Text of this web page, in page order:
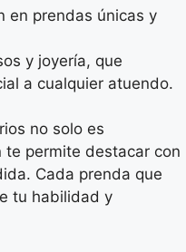
en prendas únicas y
y joyería, que
a cualquier atuendo.
no solo es
permite destacar con
Cada prenda que
tu habilidad y